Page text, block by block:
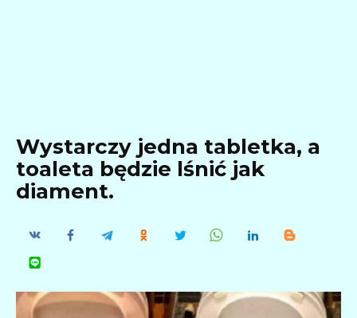
Wystarczy jedna tabletka, a
toaleta będzie lśnić jak
diament.